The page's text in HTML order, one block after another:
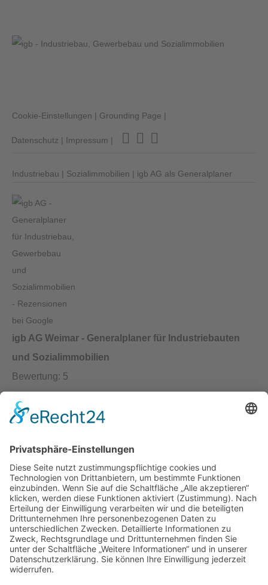
Cookie-Einstellungen | Grounding Page |
Datenschutz | Impressum |
Industriebau | Sozialimmobilien | igb AG als Generalplaner
igb AG Weimar - Generalplaner für Industriebauten
und Sozialimmobilien
Bewertung: 5
igb AG
Brühl 12 | 99423 Weimar
Telefon:+49 (0) 3643 7710-30
E-Mail:info@igb.ag
Gemäß der Beratungsrichtlinie des Freistaates Thüringen erhält